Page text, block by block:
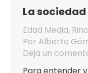
La
Edad Media,
Por Alberto
Deja un